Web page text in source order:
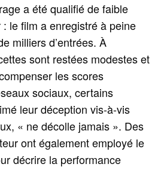
a été qualifié de faible
: le film a enregistré à peine
milliers d’entrées. À
sont restées modestes et
les scores
sociaux, certains
leur déception vis-à-vis
« ne décolle jamais ». Des
ont également employé le
décrire la performance